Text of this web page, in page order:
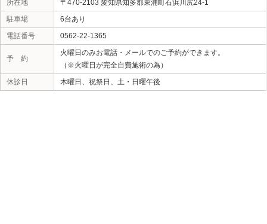
«鍼灸の魅力